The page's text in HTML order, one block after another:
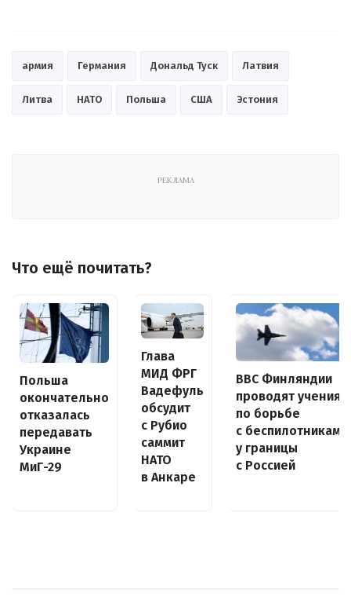
армия Германия Дональд Туск Латвия
Литва НАТО Польша США Эстония
РЕКЛАМА
Что ещё почитать?
Польша
окончательно
отказалась
передавать
Украине
МиГ-29
Глава
МИД ФРГ
Вадефуль
обсудит
с Рубио
саммит
НАТО
в Анкаре
ВВС Финляндии
проводят учения
по борьбе
с беспилотниками
у границы
с Россией